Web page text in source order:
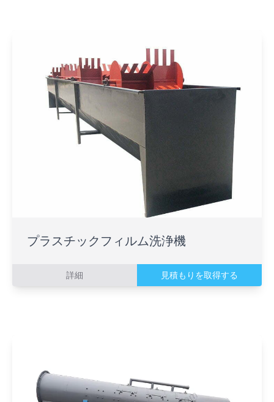
プラスチックフィルム洗浄機
詳細 見積もりを取得する